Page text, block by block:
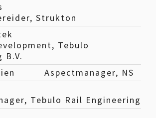
Strukton
Tebulo
B.V.
Aspectmanager, NS
Tebulo Rail Engineering